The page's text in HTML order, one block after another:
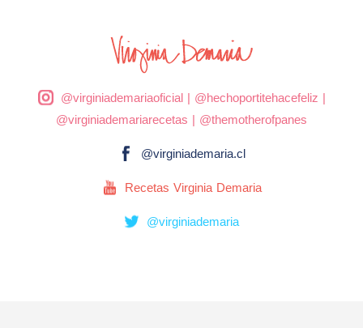
@virginiademariaoficial| @hechoportitehacefeliz |
@virginiademariarecetas | @themotherofpanes
@virginiademaria.cl
Recetas Virginia Demaria
@virginiademaria